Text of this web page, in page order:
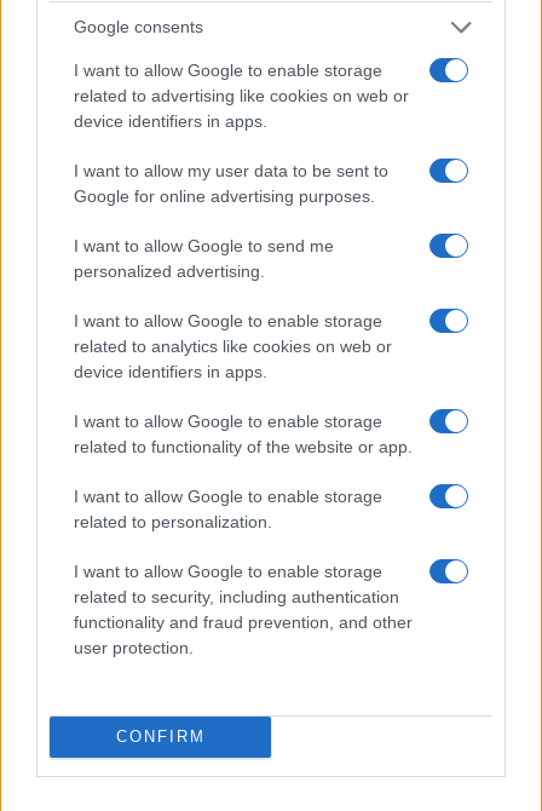
Google consents
I want to allow Google to enable storage
related to advertising like cookies on web or
device identifiers in apps.
I want to allow my user data to be sent to
Google for online advertising purposes.
I want to allow Google to send me
personalized advertising.
I want to allow Google to enable storage
related to analytics like cookies on web or
device identifiers in apps.
I want to allow Google to enable storage
related to functionality of the website or app.
I want to allow Google to enable storage
related to personalization.
I want to allow Google to enable storage
related to security, including authentication
functionality and fraud prevention, and other
user protection.
CONFIRM